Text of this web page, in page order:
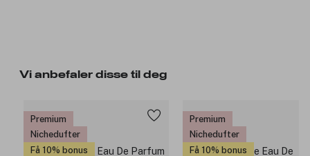
Vi anbefaler disse til deg
Premium
Nichedufter
Få 10% bonus
Premium
Nichedufter
Få 10% bonus